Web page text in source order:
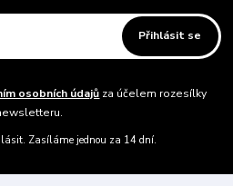
Přihlásit se
osobních údajů za účelem rozesílky
Zasíláme jednou za 14 dní.